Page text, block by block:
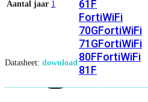
61F
FortiWiFi
70GFortiWiFi
71GFortiWiFi
80FFortiWiFi
81F
Aantal jaar 1
Datasheet: download